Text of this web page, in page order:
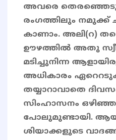
അവരെ
രംഗത്തിലും നമുക്ക്
കാണാം. അലി(റ)
ഊഴത്തിൽ അതു
മടിച്ചുനിന്ന
അധികാരം
തയ്യാറാവാതെ
സിംഹാസനം
പോലുമുണ്ടായി.
ശിയാക്കളുടെ